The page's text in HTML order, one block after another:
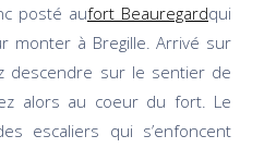
posté aufort Beauregardqui
monter à Bregille. Arrivé sur
descendre sur le sentier de
alors au coeur du fort. Le
escaliers qui s’enfoncent